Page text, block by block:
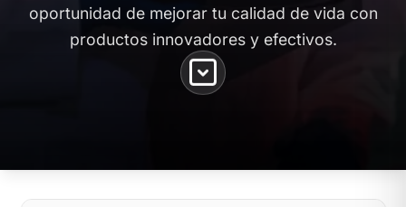
oportunidad de mejorar tu calidad de vida con
productos innovadores y efectivos.